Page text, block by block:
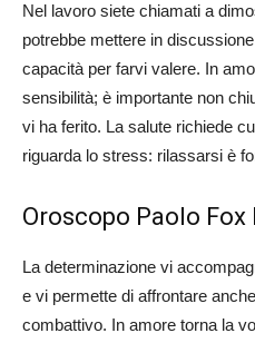
Nel lavoro siete chiamati a
potrebbe mettere in
capacità per farvi valere. In
sensibilità; è importante non
vi ha ferito. La salute richiede
riguarda lo stress: rilassarsi è
Oroscopo Paolo Fox
La determinazione vi
e vi permette di affrontare
combattivo. In amore torna la